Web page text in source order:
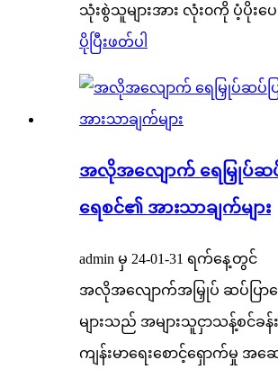
သုံးစွဲသူများအား လုံး၀ကို ပံ့ပိုးပ
ပိုပြီးဖတ်ပါ
အလိုအလျောက် ရေမြှုပ်ဆပ်
ရေစင်၏ အားသာချက်များ
admin မှ 24-01-31 ရက်နေ့တွင်
အလိုအလျောက်အမြှုပ် ဆပ်ပြာ
များသည် အများသူငှာသန့်စင်ခန်းမ
ကျန်းမာရေးစောင့်ရှောက်မှု